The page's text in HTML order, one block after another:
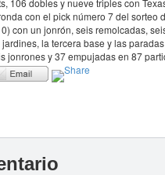
106 dobles y nueve triples con
con el pick número 7 del
con un jonrón, seis remolcadas,
la tercera base y las
jonrones y 37 empujadas en 87